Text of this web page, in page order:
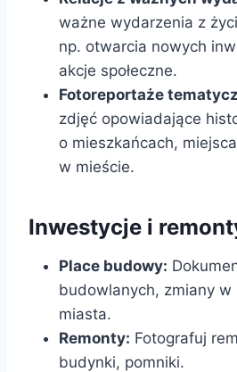
ważne wydarzenia z
np. otwarcia nowych
akcje społeczne.
Fotoreportaże
zdjęć opowiadające
o mieszkańcach,
w mieście.
Inwestycje i
Place budowy:
budowlanych, zmiany w
miasta.
Remonty: Fotografuj
budynki, pomniki.